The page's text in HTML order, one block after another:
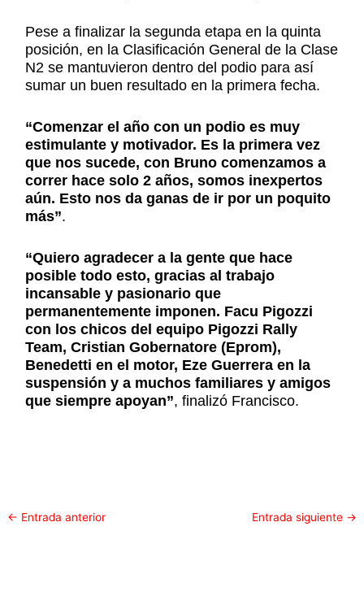
Pese a finalizar la segunda etapa en la quinta
posición, en la Clasificación General de la Clase
N2 se mantuvieron dentro del podio para así
sumar un buen resultado en la primera fecha.
“Comenzar el año con un podio es muy
estimulante y motivador. Es la primera vez
que nos sucede, con Bruno comenzamos a
correr hace solo 2 años, somos inexpertos
aún. Esto nos da ganas de ir por un poquito
más”.
“Quiero agradecer a la gente que hace
posible todo esto, gracias al trabajo
incansable y pasionario que
permanentemente imponen. Facu Pigozzi
con los chicos del equipo Pigozzi Rally
Team, Cristian Gobernatore (Eprom),
Benedetti en el motor, Eze Guerrera en la
suspensión y a muchos familiares y amigos
que siempre apoyan”, finalizó Francisco.
← Entrada anterior Entrada siguiente →